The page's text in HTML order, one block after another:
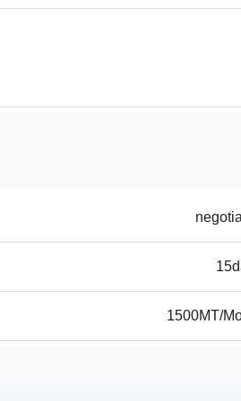
1500MT/